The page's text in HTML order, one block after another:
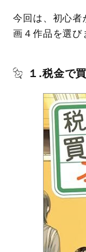
今回は、初心
画４作品を選び
１.税金で